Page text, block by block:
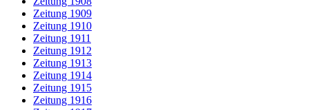
Zeitung 1909
Zeitung 1910
Zeitung 1911
Zeitung 1912
Zeitung 1913
Zeitung 1914
Zeitung 1915
Zeitung 1916